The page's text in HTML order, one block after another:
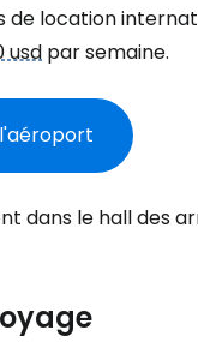
location
usd par semaine.
dans le hall des